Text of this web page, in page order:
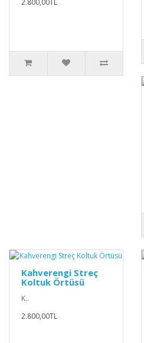
2.800,00TL
Kahverengi Streç
Koltuk Örtüsü
K..
2.800,00TL